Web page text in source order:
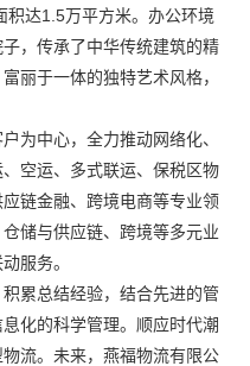
达1.5万平方米。办公环境
，传承了中华传统建筑的精
丽于一体的独特艺术风格，
为中心，全力推动网络化、
空运、多式联运、保税区物
链金融、跨境电商等专业领
储与供应链、跨境等多元业
服务。
累总结经验，结合先进的管
化的科学管理。顺应时代潮
流。未来，燕福物流有限公